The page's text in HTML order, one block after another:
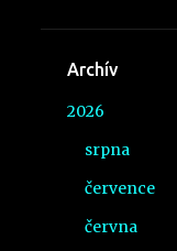
Archív
2026
srpna
července
června